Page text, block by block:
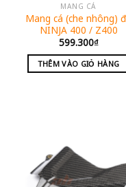
MANG CÁ
Mang cá (che nhông)
NINJA 400 / Z400
599.300₫
THÊM VÀO GIỎ HÀNG